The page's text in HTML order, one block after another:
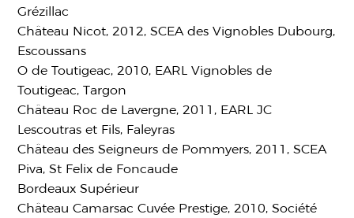
Grézillac
Château Nicot, 2012, SCEA des Vignobles Dubourg,
Escoussans
O de Toutigeac, 2010, EARL Vignobles de
Toutigeac, Targon
Château Roc de Lavergne, 2011, EARL JC
Lescoutras et Fils, Faleyras
Château des Seigneurs de Pommyers, 2011, SCEA
Piva, St Felix de Foncaude
Bordeaux Supérieur
Château Camarsac Cuvée Prestige, 2010, Société